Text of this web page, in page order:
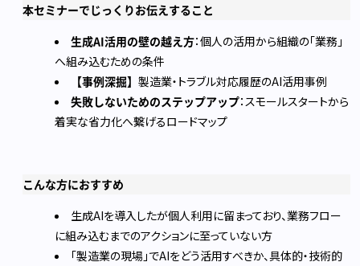
本セミナーでじっくりお伝えすること
生成AI活用の壁の越え方：個人の活用から組織の「業務」
へ組み込むための条件
【事例深掘】 製造業・トラブル対応履歴のAI活用事例
失敗しないためのステップアップ：スモールスタートから
着実な省力化へ繋げるロードマップ
こんな方におすすめ
生成AIを導入したが個人利用に留まっており、業務フロー
に組み込むまでのアクションに至っていない方
「製造業の現場」でAIをどう活用すべきか、具体的・技術的